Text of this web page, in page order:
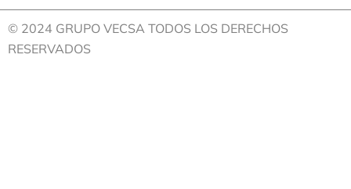
© 2024 GRUPO VECSA TODOS LOS DERECHOS
RESERVADOS